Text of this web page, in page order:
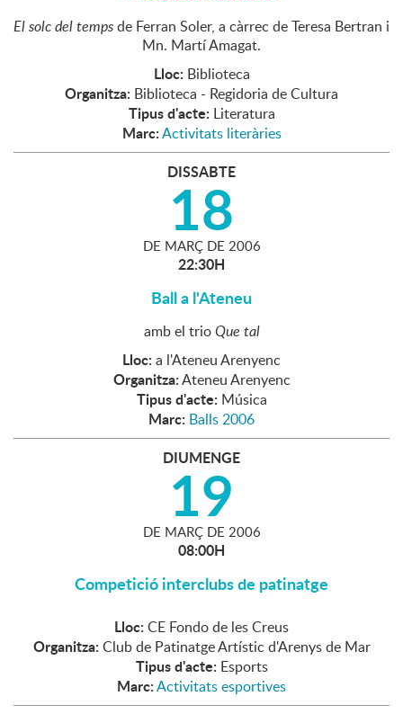
El solc del tempsde Ferran Soler, a càrrec de Teresa Bertran i
Mn. Martí Amagat.
Lloc: Biblioteca
Organitza: Biblioteca - Regidoria de Cultura
Tipus d'acte: Literatura
Marc:Activitats literàries
DISSABTE
18
DE MARÇ DE 2006
22:30H
Ball a l'Ateneu
amb el trioQue tal
Lloc: a l'Ateneu Arenyenc
Organitza:Ateneu Arenyenc
Tipus d'acte: Música
Marc: Balls 2006
DIUMENGE
19
DE MARÇ DE 2006
08:00H
Competició interclubs de patinatge
Lloc: CE Fondo de les Creus
Organitza: Club de Patinatge Artístic d'Arenys de Mar
Tipus d'acte: Esports
Marc:Activitats esportives